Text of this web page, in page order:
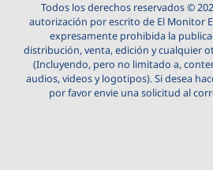
Todos los derechos reservados ©
autorización por escrito de El Monitor
expresamente prohibida la
distribución, venta, edición y cualquier
(Incluyendo, pero no limitado a,
audios, videos y logotipos). Si desea
por favor envie una solicitud al